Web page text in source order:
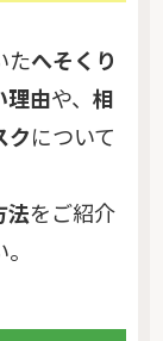
たへそくり
理由や、相
クについて
法をご紹介